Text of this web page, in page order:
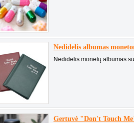
Nedidelis albumas
Nedidelis monetų albumas
Gertuvė "Don't Touch